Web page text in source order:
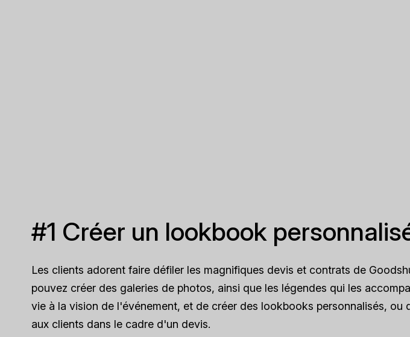
#1 Créer un lookbook
Les clients adorent faire défiler les magnifiques devis et contrats de
pouvez créer des galeries de photos, ainsi que les légendes qui les
vie à la vision de l'événement, et de créer des lookbooks personnalisés, ou
aux clients dans le cadre d'un devis.